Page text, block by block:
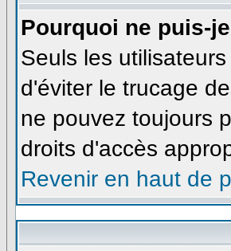
Pourquoi ne puis-
Seuls les
d'éviter le trucage
ne pouvez toujours
droits d'accès
Revenir en haut de